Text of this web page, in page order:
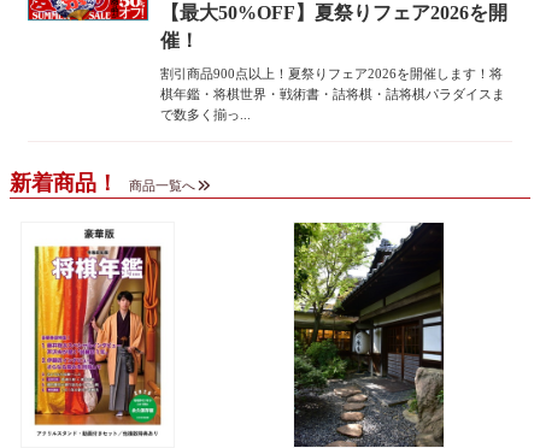
【最大50%OFF】夏祭りフェア2026を開
催！
割引商品900点以上！夏祭りフェア2026を開催します！将
棋年鑑・将棋世界・戦術書・詰将棋・詰将棋パラダイスま
で数多く揃っ...
新着商品！ 商品一覧へ